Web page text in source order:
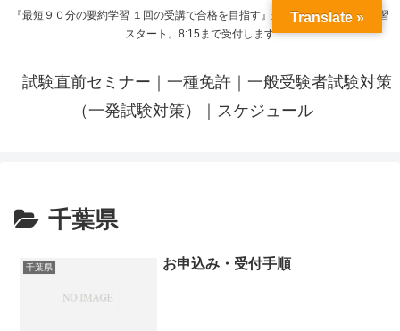
『最短９０分の要約学習 １回の受講で合格を目指す』来呼応した時間から学習
スタート。8:15まで受付します
試験直前セミナー｜一種免許｜一般受験者試験対策
（一発試験対策）｜スケジュール
千葉県
千葉県 お申込み・受付手順
Translate »